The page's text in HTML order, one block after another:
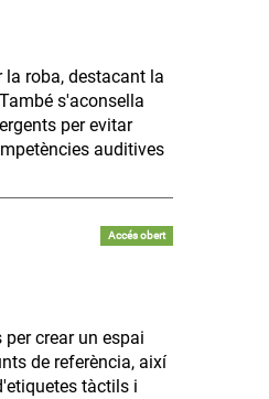
la roba, destacant la
s'aconsella
per evitar
auditives
Accés obert
crear un espai
de referència, així
tàctils i